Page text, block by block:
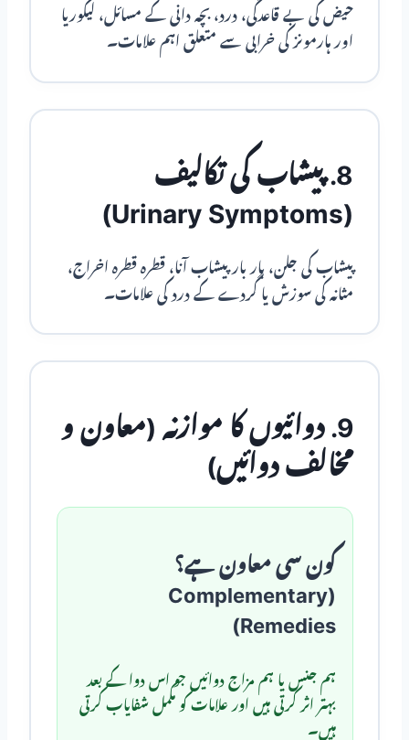
حیض کی بے قاعدگی، درد، بچہ دانی کے مسائل، لیکوریا
اور ہارمونز کی خرابی سے متعلق اہم علامات۔
8. پیشاب کی تکالیف
(Urinary Symptoms)
پیشاب کی جلن، بار بار پیشاب آنا، قطرہ قطرہ اخراج،
مثانہ کی سوزش یا گردے کے درد کی علامات۔
9. دوائیوں کا موازنہ (معاون و
مخالف دوائیں)
کون سی معاون ہے؟
(Complementary
Remedies)
ہم جنس یا ہم مزاج دوائیں جو اس دوا کے بعد
بہتر اثر کرتی ہیں اور علامات کو مکمل شفایاب کرتی
ہیں۔